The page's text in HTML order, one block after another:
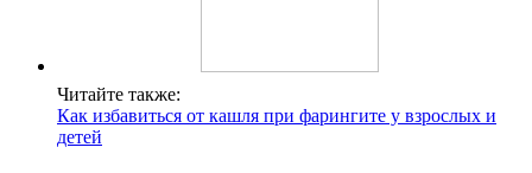
Читайте также:
Как избавиться от кашля при фарингите у взрослых и
детей